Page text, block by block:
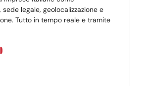
sede legale, geolocalizzazione e
Tutto in tempo reale e tramite